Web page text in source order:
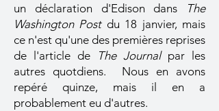
un déclaration d'Edison dans
The
Washington Postdu 18 janvier, mais
ce n'est qu'une des premières reprises
de l'article de
The Journal par les
autres quotdiens. Nous en avons
repéré quinze, mais il en a
probablement eu d'autres.